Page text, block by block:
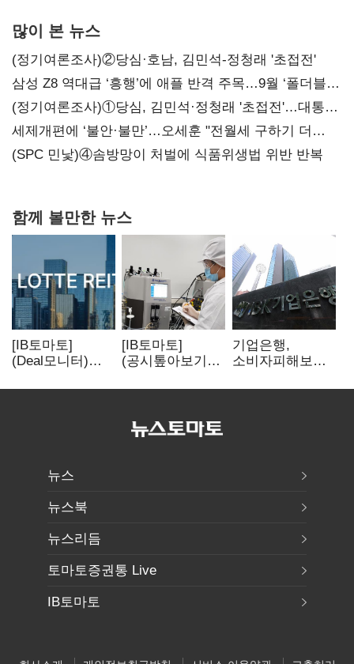
많이 본 뉴스
(정기여론조사)②당심·호남, 김민석-정청래 '초접전'
삼성 Z8 역대급 ‘흥행’에 애플 반격 주목…9월 ‘폴더블
대전’
(정기여론조사)①당심, 김민석·정청래 '초접전'…대통령
지지도 '50% 아래로'(종합)
세제개편에 ‘불안·불만’…오세훈 "전월세 구하기 더
힘들어질 것"
(SPC 민낯)④솜방망이 처벌에 식품위생법 위반 반복
함께 볼만한 뉴스
[IB토마토]
(Deal모니터)
발행…빠듯한
[IB토마토]
(공시톺아보기)
무엇이 '중요한
기업은행,
소비자피해보상
보이스피싱 공시
뉴스
뉴스북
뉴스리듬
토마토증권통 Live
IB토마토